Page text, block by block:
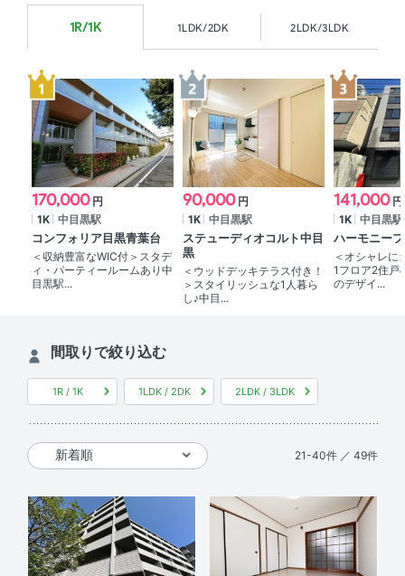
1R/1K 1LDK/2DK 2LDK/3LDK
170,000 円
1K 中目黒駅
コンフォリア目黒青葉台
＜収納豊富なWIC付＞スタデ
ィ・パーティールームあり中
目黒駅...
90,000 円
1K
中目黒駅
ステューディオコルト中目
黒
＜ウッドデッキテラス付き！
＞スタイリッシュな1人暮ら
し♪中目...
141,000 円
1K
中目黒駅
ハーモニー
＜オシャレに
1フロア2住戸
のデザイ...
間取りで絞り込む
1R / 1K 1LDK / 2DK 2LDK / 3LDK
21-40件 ／ 49件